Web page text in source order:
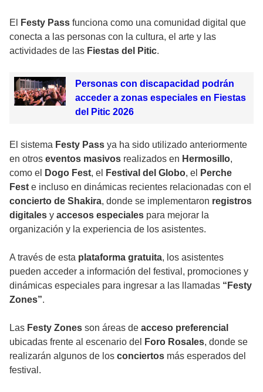
El Festy Pass funciona como una comunidad digital que
conecta a las personas con la cultura, el arte y las
actividades de las Fiestas del Pitic.
Personas con discapacidad podrán
acceder a zonas especiales en Fiestas
del Pitic 2026
El sistema Festy Pass ya ha sido utilizado anteriormente
en otros eventos masivos realizados en Hermosillo,
como el
Dogo Fest, el Festival del Globo, el
Perche
Fest e incluso en dinámicas recientes relacionadas con el
concierto de Shakira, donde se implementaron registros
digitales y accesos especiales para mejorar la
organización y la experiencia de los asistentes.
A través de esta plataforma gratuita, los asistentes
pueden acceder a información del festival, promociones y
dinámicas especiales para ingresar a las llamadas “Festy
Zones”.
Las Festy Zones son áreas de acceso preferencial
ubicadas frente al escenario del
Foro Rosales, donde se
realizarán algunos de los conciertos más esperados del
festival.